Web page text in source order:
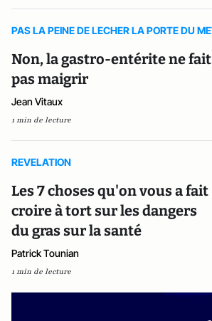
PAS LA PEINE DE LECHER LA PORTE DU
Non, la gastro-entérite ne fait
pas maigrir
Jean Vitaux
1 min de lecture
REVELATION
Les 7 choses qu'on vous a fait
croire à tort sur les dangers
du gras sur la santé
Patrick Tounian
1 min de lecture